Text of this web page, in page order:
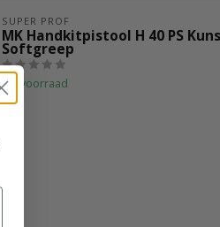
SUPER PROF
MK Handkitpistool H 40 PS
Softgreep
Op voorraad